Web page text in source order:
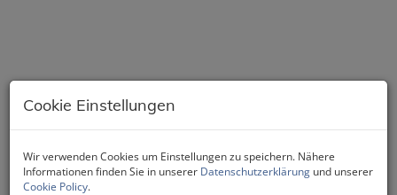
Cookie Einstellungen
Wir verwenden Cookies um Einstellungen zu speichern. Nähere
Informationen finden Sie in unserer Datenschutzerklärung und unserer
Cookie Policy.